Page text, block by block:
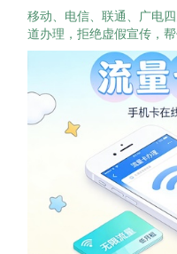
移动、电信、联通、广电
道办理，拒绝虚假宣传，